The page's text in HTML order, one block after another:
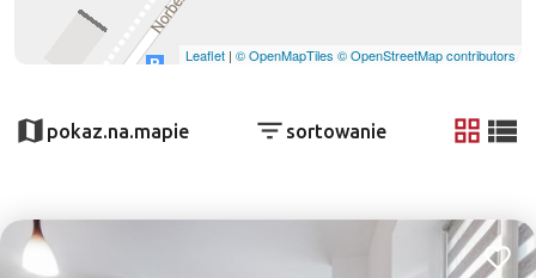
Leaflet | © OpenMapTiles © OpenStreetMap contributors
pokaz.na.mapie sortowanie
tabela